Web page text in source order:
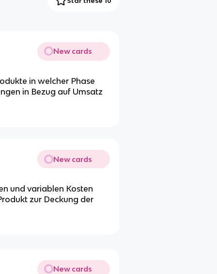
New cards
in welcher Phase
in Bezug auf Umsatz
New cards
und variablen Kosten
zur Deckung der
New cards